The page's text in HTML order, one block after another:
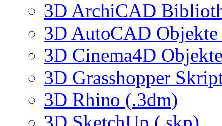
3D ArchiCAD
3D AutoCAD
3D Cinema4D
3D Grasshopper
3D Rhino (.3dm)
3D SketchUp (.skp)